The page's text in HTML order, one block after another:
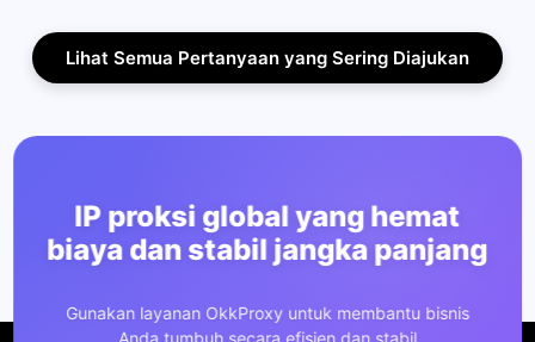
Lihat Semua Pertanyaan yang Sering Diajukan
IP proksi global yang hemat
biaya dan stabil jangka panjang
Gunakan layanan OkkProxy untuk membantu bisnis